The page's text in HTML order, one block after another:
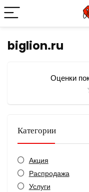
biglion.ru
Оценки
Категории
Акция
Распродажа
Услуги